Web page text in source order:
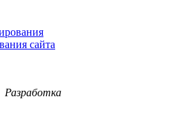
сайта
Разработка